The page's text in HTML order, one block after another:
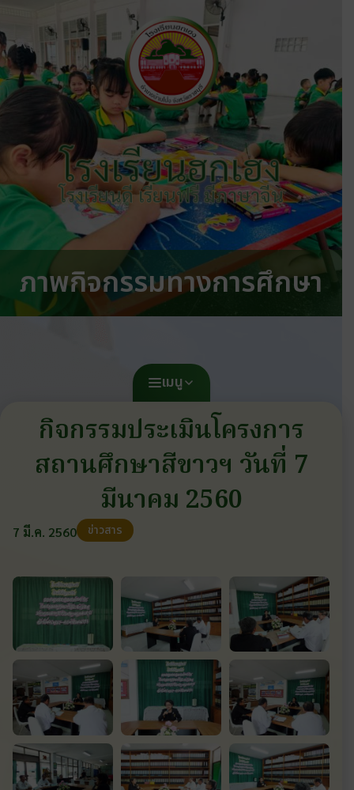
โรงเรียนฮกเฮง
โรงเรียนดี เรียนฟรี มีภาษาจีน
ภาพกิจกรรมทางการศึกษา
เมนู
กิจกรรมประเมินโครงการ
สถานศึกษาสีขาวฯ วันที่ 7
มีนาคม 2560
7 มี.ค. 2560 ข่าวสาร